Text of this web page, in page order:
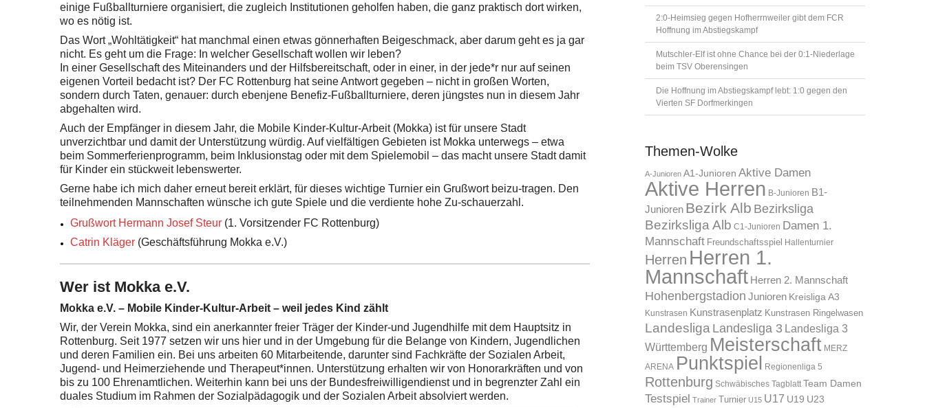
einige Fußballturniere organisiert, die zugleich Institutionen geholfen haben, die ganz praktisch dort wirken,
wo es nötig ist.
Das Wort „Wohltätigkeit“ hat manchmal einen etwas gönnerhaften Beigeschmack, aber darum geht es ja gar
nicht. Es geht um die Frage: In welcher Gesellschaft wollen wir leben?
In einer Gesellschaft des Miteinanders und der Hilfsbereitschaft, oder in einer, in der jede*r nur auf seinen
eigenen Vorteil bedacht ist? Der FC Rottenburg hat seine Antwort gegeben – nicht in großen Worten,
sondern durch Taten, genauer: durch ebenjene Benefiz-Fußballturniere, deren jüngstes nun in diesem Jahr
abgehalten wird.
Auch der Empfänger in diesem Jahr, die Mobile Kinder-Kultur-Arbeit (Mokka) ist für unsere Stadt
unverzichtbar und damit der Unterstützung würdig. Auf vielfältigen Gebieten ist Mokka unterwegs – etwa
beim Sommerferienprogramm, beim Inklusionstag oder mit dem Spielemobil – das macht unsere Stadt damit
für Kinder ein stückweit lebenswerter.
Gerne habe ich mich daher erneut bereit erklärt, für dieses wichtige Turnier ein Grußwort beizu-tragen. Den
teilnehmenden Mannschaften wünsche ich gute Spiele und die verdiente hohe Zu-schauerzahl.
Grußwort Hermann Josef Steur (1. Vorsitzender FC Rottenburg)
Catrin Kläger (Geschäftsführung Mokka e.V.)
Wer ist Mokka e.V.
Mokka e.V. – Mobile Kinder-Kultur-Arbeit – weil jedes Kind zählt
Wir, der Verein Mokka, sind ein anerkannter freier Träger der Kinder-und Jugendhilfe mit dem Hauptsitz in
Rottenburg. Seit 1977 setzen wir uns hier und in der Umgebung für die Belange von Kindern, Jugendlichen
und deren Familien ein. Bei uns arbeiten 60 Mitarbeitende, darunter sind Fachkräfte der Sozialen Arbeit,
Jugend- und Heimerziehende und Therapeut*innen. Unterstützung erhalten wir von Honorarkräften und von
bis zu 100 Ehrenamtlichen. Weiterhin kann bei uns der Bundesfreiwilligendienst und in begrenzter Zahl ein
duales Studium im Rahmen der Sozialpädagogik und der Sozialen Arbeit absolviert werden.
2:0-Heimsieg gegen Hofherrnweiler gibt dem FCR
Hoffnung im Abstiegskampf
Mutschler-Elf ist ohne Chance bei der 0:1-Niederlage
beim TSV Oberensingen
Die Hoffnung im Abstiegskampf lebt: 1:0 gegen den
Vierten SF Dorfmerkingen
Themen-Wolke
A-Junioren A1-Junioren Aktive Damen
Aktive Herren B-Junioren B1-
Junioren Bezirk Alb Bezirksliga
Bezirksliga Alb C1-Junioren Damen 1.
Mannschaft Freundschaftsspiel Hallenturnier
Herren Herren 1.
Mannschaft Herren 2. Mannschaft
Hohenbergstadion Junioren Kreisliga A3
Kunstrasen Kunstrasenplatz Kunstrasen Ringelwasen
Landesliga Landesliga 3 Landesliga 3
Württemberg Meisterschaft MERZ
ARENA Punktspiel Regionenliga 5
Rottenburg Schwäbisches Tagblatt Team Damen
Testspiel Trainer Turnier U15 U17 U19 U23